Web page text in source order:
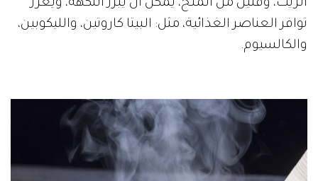
الزيت، وقليل من الملح، يمكن أن يبرز النكهة، ويعزز
توافر العناصر الغذائية، مثل: البيتا كاروتين، والليكوبين،
والكالسيوم.